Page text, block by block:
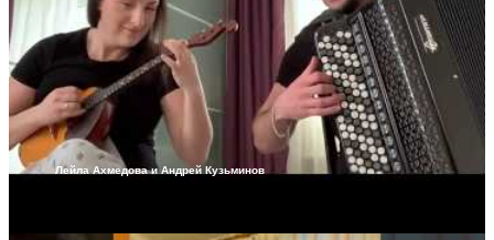
Лейла Ахмедова и Андрей Кузьминов